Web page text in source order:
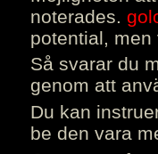
noterades.
potential, men
Så svarar du
genom att
Du kan
be den vara